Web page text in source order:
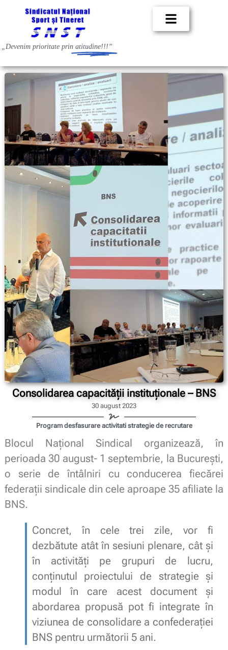
„Devenim prioritate prin atitudine!!!”
Consolidarea capacității instituționale – BNS
30 august 2023
Program desfasurare activitati strategie de recrutare
Blocul Național Sindical organizează, în
perioada 30 august- 1 septembrie, la București,
o serie de întâlniri cu conducerea fiecărei
federații sindicale din cele aproape 35 afiliate la
BNS.
Concret, în cele trei zile, vor fi
dezbătute atât în sesiuni plenare, cât și
în activități pe grupuri de lucru,
conținutul proiectului de strategie și
modul în care acest document și
abordarea propusă pot fi integrate în
viziunea de consolidare a confederației
BNS pentru următorii 5 ani.